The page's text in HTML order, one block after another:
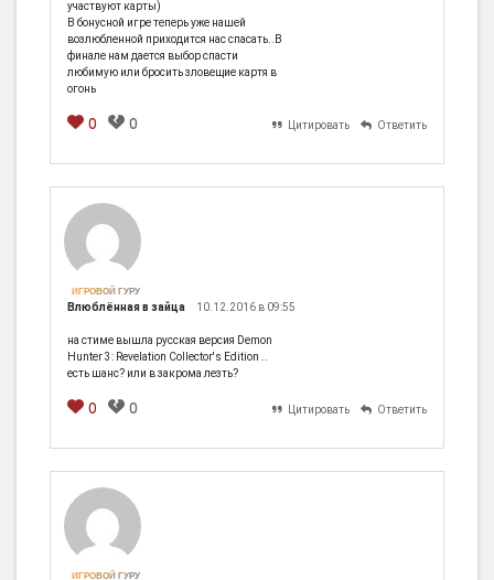
участвуют карты)
В бонусной игре теперь уже нашей
возлюбленной приходится нас спасать..В
финале нам дается выбор спасти
любимую или бросить зловещие картя в
огонь
0 0 Цитировать Ответить
ИГРОВОЙ ГУРУ
Влюблённая в зайца 10.12.2016 в 09:55
на стиме вышла русская версия Demon
Hunter 3: Revelation Collector's Edition ..
есть шанс? или в закрома лезть?
0 0 Цитировать Ответить
ИГРОВОЙ ГУРУ